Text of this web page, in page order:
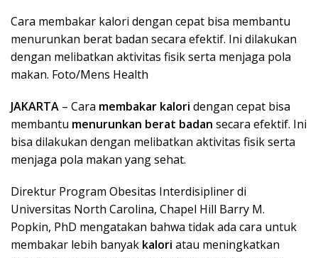
Cara membakar kalori dengan cepat bisa membantu
menurunkan berat badan secara efektif. Ini dilakukan
dengan melibatkan aktivitas fisik serta menjaga pola
makan. Foto/Mens Health
JAKARTA – Cara membakar kalori dengan cepat bisa
membantu menurunkan berat badan secara efektif. Ini
bisa dilakukan dengan melibatkan aktivitas fisik serta
menjaga pola makan yang sehat.
Direktur Program Obesitas Interdisipliner di
Universitas North Carolina, Chapel Hill Barry M.
Popkin, PhD mengatakan bahwa tidak ada cara untuk
membakar lebih banyak kalori atau meningkatkan